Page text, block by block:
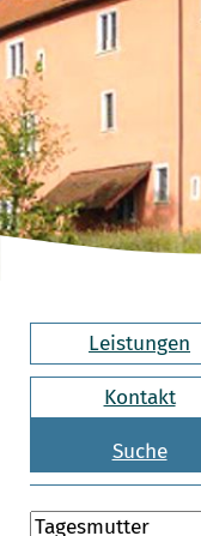
Leistungen
Kontakt
Suche